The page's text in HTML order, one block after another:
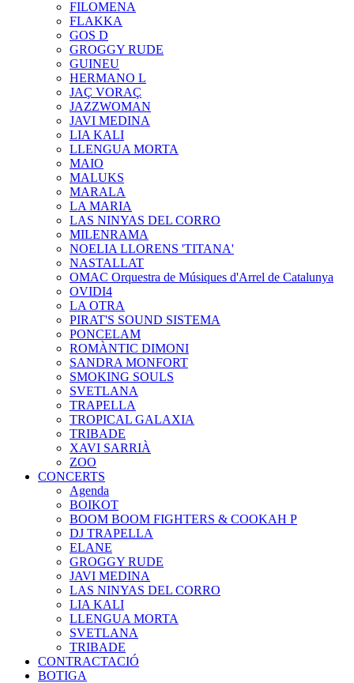
FILOMENA
FLAKKA
GOS D
GROGGY RUDE
GUINEU
HERMANO L
JAÇ VORAÇ
JAZZWOMAN
JAVI MEDINA
LIA KALI
LLENGUA MORTA
MAIO
MALUKS
MARALA
LA MARIA
LAS NINYAS DEL CORRO
MILENRAMA
NOELIA LLORENS 'TITANA'
NASTALLAT
OMAC Orquestra de Músiques d'Arrel de Catalunya
OVIDI4
LA OTRA
PIRAT'S SOUND SISTEMA
PONCELAM
ROMÀNTIC DIMONI
SANDRA MONFORT
SMOKING SOULS
SVETLANA
TRAPELLA
TROPICAL GALAXIA
TRIBADE
XAVI SARRIÀ
ZOO
CONCERTS
Agenda
BOIKOT
BOOM BOOM FIGHTERS & COOKAH P
DJ TRAPELLA
ELANE
GROGGY RUDE
JAVI MEDINA
LAS NINYAS DEL CORRO
LIA KALI
LLENGUA MORTA
SVETLANA
TRIBADE
CONTRACTACIÓ
BOTIGA